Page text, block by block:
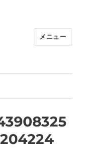
美容室｜moi
アサロン｜オ
天神エリアで
で営業｜天然
ン｜
メニュー